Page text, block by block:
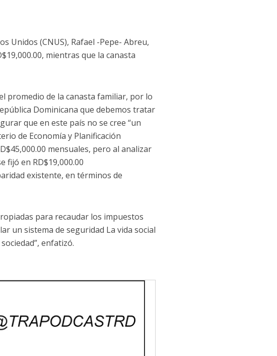
Unidos (CNUS), Rafael -Pepe- Abreu,
mientras que la canasta
promedio de la canasta familiar, por lo
Dominicana que debemos tratar
que en este país no se cree “un
de Economía y Planificación
mensuales, pero al analizar
fijó en RD$19,000.00
existente, en términos de
para recaudar los impuestos
un sistema de seguridad La vida social
enfatizó.